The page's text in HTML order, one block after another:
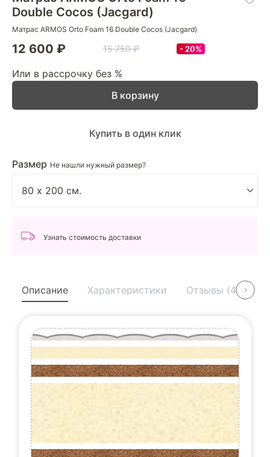
Double Cocos (Jacgard)
Матрас ARMOS Orto Foam 16 Double Cocos (Jacgard)
12 600 ₽ 15 750 ₽ 20%
Или в рассрочку без %
Размер Не нашли нужный размер?
В корзину
Купить в один клик
Узнать стоимость доставки
Описание Характеристики Отзывы (4)